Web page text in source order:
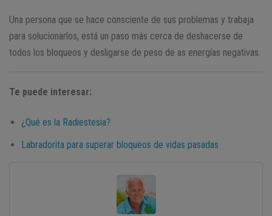
Una persona que se hace consciente de sus problemas y trabaja
para solucionarlos, está un paso más cerca de deshacerse de
todos los bloqueos y desligarse de peso de as energías negativas.
Te puede interesar:
¿Qué es la Radiestesia?
Labradorita para superar bloqueos de vidas pasadas